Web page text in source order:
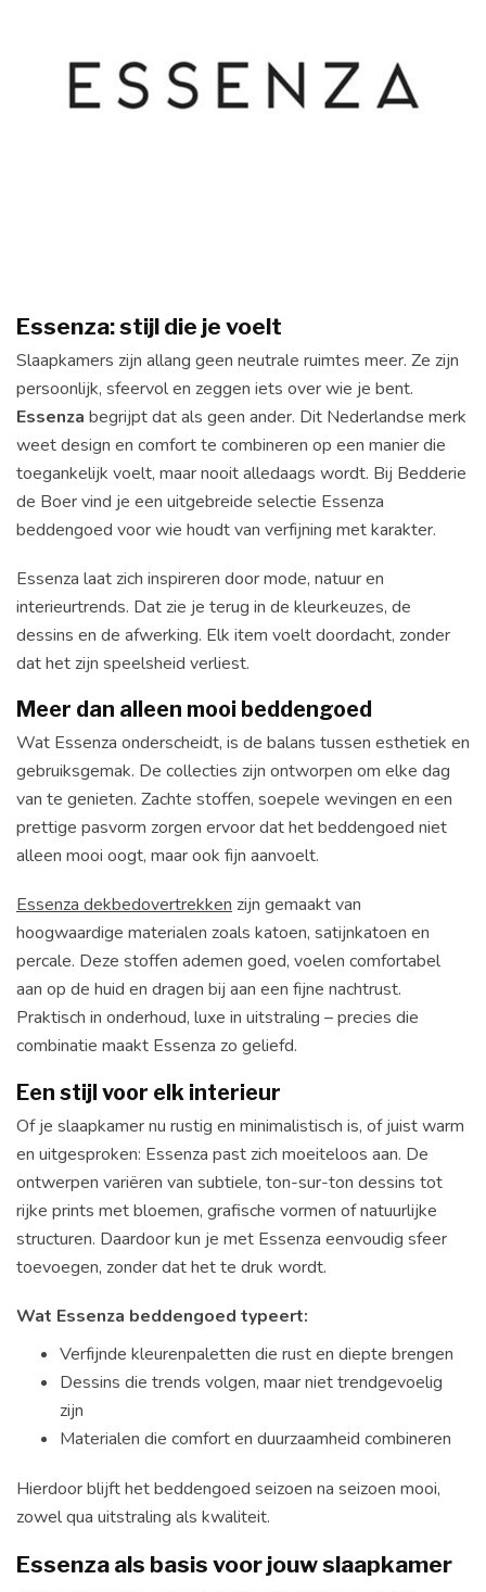
Essenza: stijl die je voelt
Slaapkamers zijn allang geen neutrale ruimtes meer. Ze zijn
persoonlijk, sfeervol en zeggen iets over wie je bent.
Essenza begrijpt dat als geen ander. Dit Nederlandse merk
weet design en comfort te combineren op een manier die
toegankelijk voelt, maar nooit alledaags wordt. Bij Bedderie
de Boer vind je een uitgebreide selectie Essenza
beddengoed voor wie houdt van verfijning met karakter.
Essenza laat zich inspireren door mode, natuur en
interieurtrends. Dat zie je terug in de kleurkeuzes, de
dessins en de afwerking. Elk item voelt doordacht, zonder
dat het zijn speelsheid verliest.
Meer dan alleen mooi beddengoed
Wat Essenza onderscheidt, is de balans tussen esthetiek en
gebruiksgemak. De collecties zijn ontworpen om elke dag
van te genieten. Zachte stoffen, soepele wevingen en een
prettige pasvorm zorgen ervoor dat het beddengoed niet
alleen mooi oogt, maar ook fijn aanvoelt.
Essenza dekbedovertrekken zijn gemaakt van
hoogwaardige materialen zoals katoen, satijnkatoen en
percale. Deze stoffen ademen goed, voelen comfortabel
aan op de huid en dragen bij aan een fijne nachtrust.
Praktisch in onderhoud, luxe in uitstraling – precies die
combinatie maakt Essenza zo geliefd.
Een stijl voor elk interieur
Of je slaapkamer nu rustig en minimalistisch is, of juist warm
en uitgesproken: Essenza past zich moeiteloos aan. De
ontwerpen variëren van subtiele, ton-sur-ton dessins tot
rijke prints met bloemen, grafische vormen of natuurlijke
structuren. Daardoor kun je met Essenza eenvoudig sfeer
toevoegen, zonder dat het te druk wordt.
Wat Essenza beddengoed typeert:
Verfijnde kleurenpaletten die rust en diepte brengen
Dessins die trends volgen, maar niet trendgevoelig
zijn
Materialen die comfort en duurzaamheid combineren
Hierdoor blijft het beddengoed seizoen na seizoen mooi,
zowel qua uitstraling als kwaliteit.
Essenza als basis voor jouw slaapkamer